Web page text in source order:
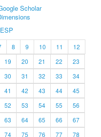
Scholar
8 9 10 11
12
19 20 21 22
23
30 31 32 33
34
41 42 43 44
45
52 53 54 55
56
63 64 65 66
67
74 75 76 77
78